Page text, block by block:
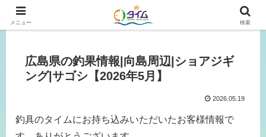
広島、岡山の釣り情報はタイムにおまかせ！
広島県の釣果情報|向島周辺|ショアジギ
ング|サゴシ【2026年5月】
2026.05.19
釣具のタイムにお持ち込みいただいたお客様情報で
メニュー 検索